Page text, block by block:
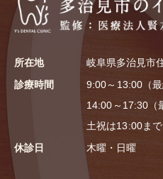
所在地
岐阜県多治見市
診療時間
9:00～13:00（最
14:00～17:30（
土祝は13:00まで
休診日
木曜・日曜